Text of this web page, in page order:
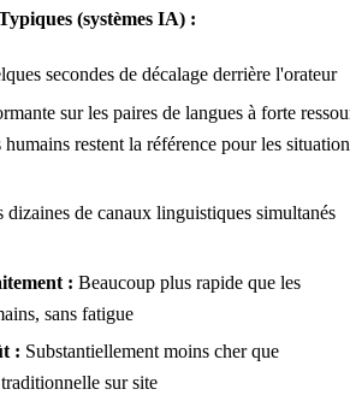
(systèmes IA) :
secondes de décalage derrière l'orateur
sur les paires de langues à forte
humains restent la référence pour les
dizaines de canaux linguistiques simultanés
: Beaucoup plus rapide que les
sans fatigue
: Substantiellement moins cher que
sur site